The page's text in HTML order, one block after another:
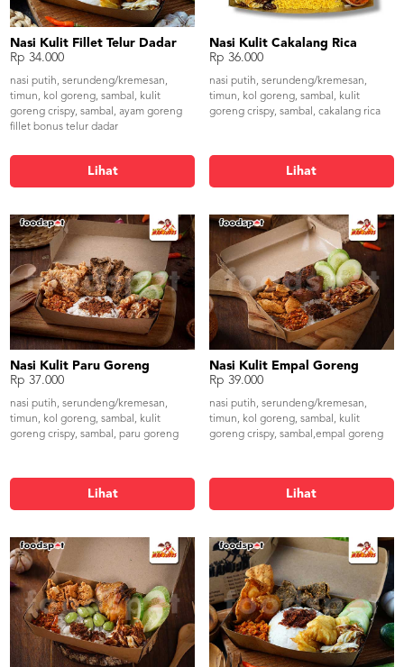
Nasi Kulit Fillet Telur Dadar
Rp 34.000
nasi putih, serundeng/kremesan,
timun, kol goreng, sambal, kulit
goreng crispy, sambal, ayam goreng
fillet bonus telur dadar
Lihat
Nasi Kulit Cakalang Rica
Rp 36.000
nasi putih, serundeng/kremesan,
timun, kol goreng, sambal, kulit
goreng crispy, sambal, cakalang rica
Lihat
Nasi Kulit Paru Goreng
Rp 37.000
nasi putih, serundeng/kremesan,
timun, kol goreng, sambal, kulit
goreng crispy, sambal, paru goreng
Lihat
Nasi Kulit Empal Goreng
Rp 39.000
nasi putih, serundeng/kremesan,
timun, kol goreng, sambal, kulit
goreng crispy, sambal,empal goreng
Lihat